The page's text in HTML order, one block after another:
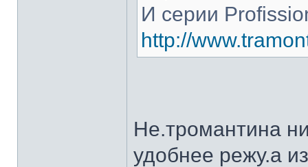
И серии
http://
Не.тромантина
удобнее режу.а